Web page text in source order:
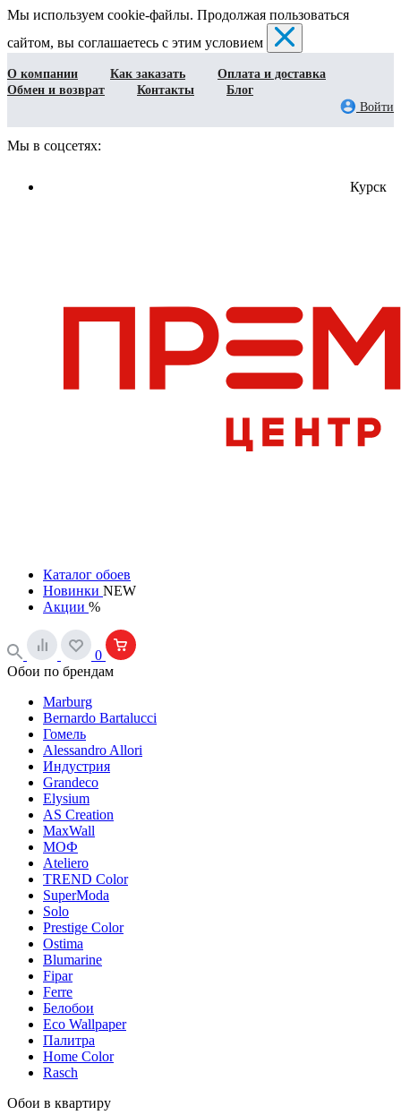
Мы используем cookie-файлы. Продолжая пользоваться
сайтом, вы соглашаетесь с этим условием
О компании Как заказать
Оплата и доставка
Обмен и возврат
Контакты
Блог
Войти
Мы в соцсетях:
Курск
Каталог обоев
Новинки NEW
Акции %
0
Обои по брендам
Marburg
Bernardo Bartalucci
Гомель
Alessandro Allori
Индустрия
Grandeco
Elysium
AS Creation
MaxWall
МОФ
Ateliero
TREND Color
SuperModa
Solo
Prestige Color
Ostima
Blumarine
Fipar
Ferre
Белобои
Eco Wallpaper
Палитра
Home Color
Rasch
Обои в квартиру